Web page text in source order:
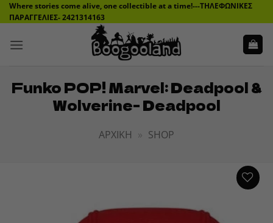
Μετάβαση
στο
Where stories come alive, one collectible at a time!---ΤΗΛΕΦΩΝΙΚΕΣ
ΠΑΡΑΓΓΕΛΙΕΣ- 2421314163
Funko POP! Marvel: Deadpool &
Wolverine- Deadpool
ΑΡΧΙΚΉ » SHOP
WISHLIST